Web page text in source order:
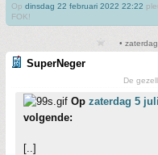
Op dinsdag 22 februari 2022 22:22
FOK!
•
SuperNeger
De
Op zaterdag 5
volgende:
[..]